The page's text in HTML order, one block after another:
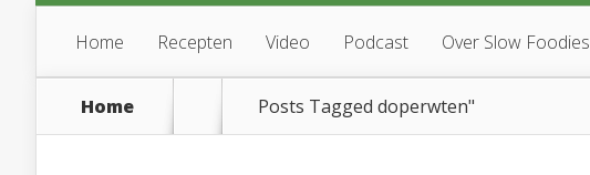
Home Recepten Video Podcast Over Slow Foodies
Home Posts Tagged doperwten"